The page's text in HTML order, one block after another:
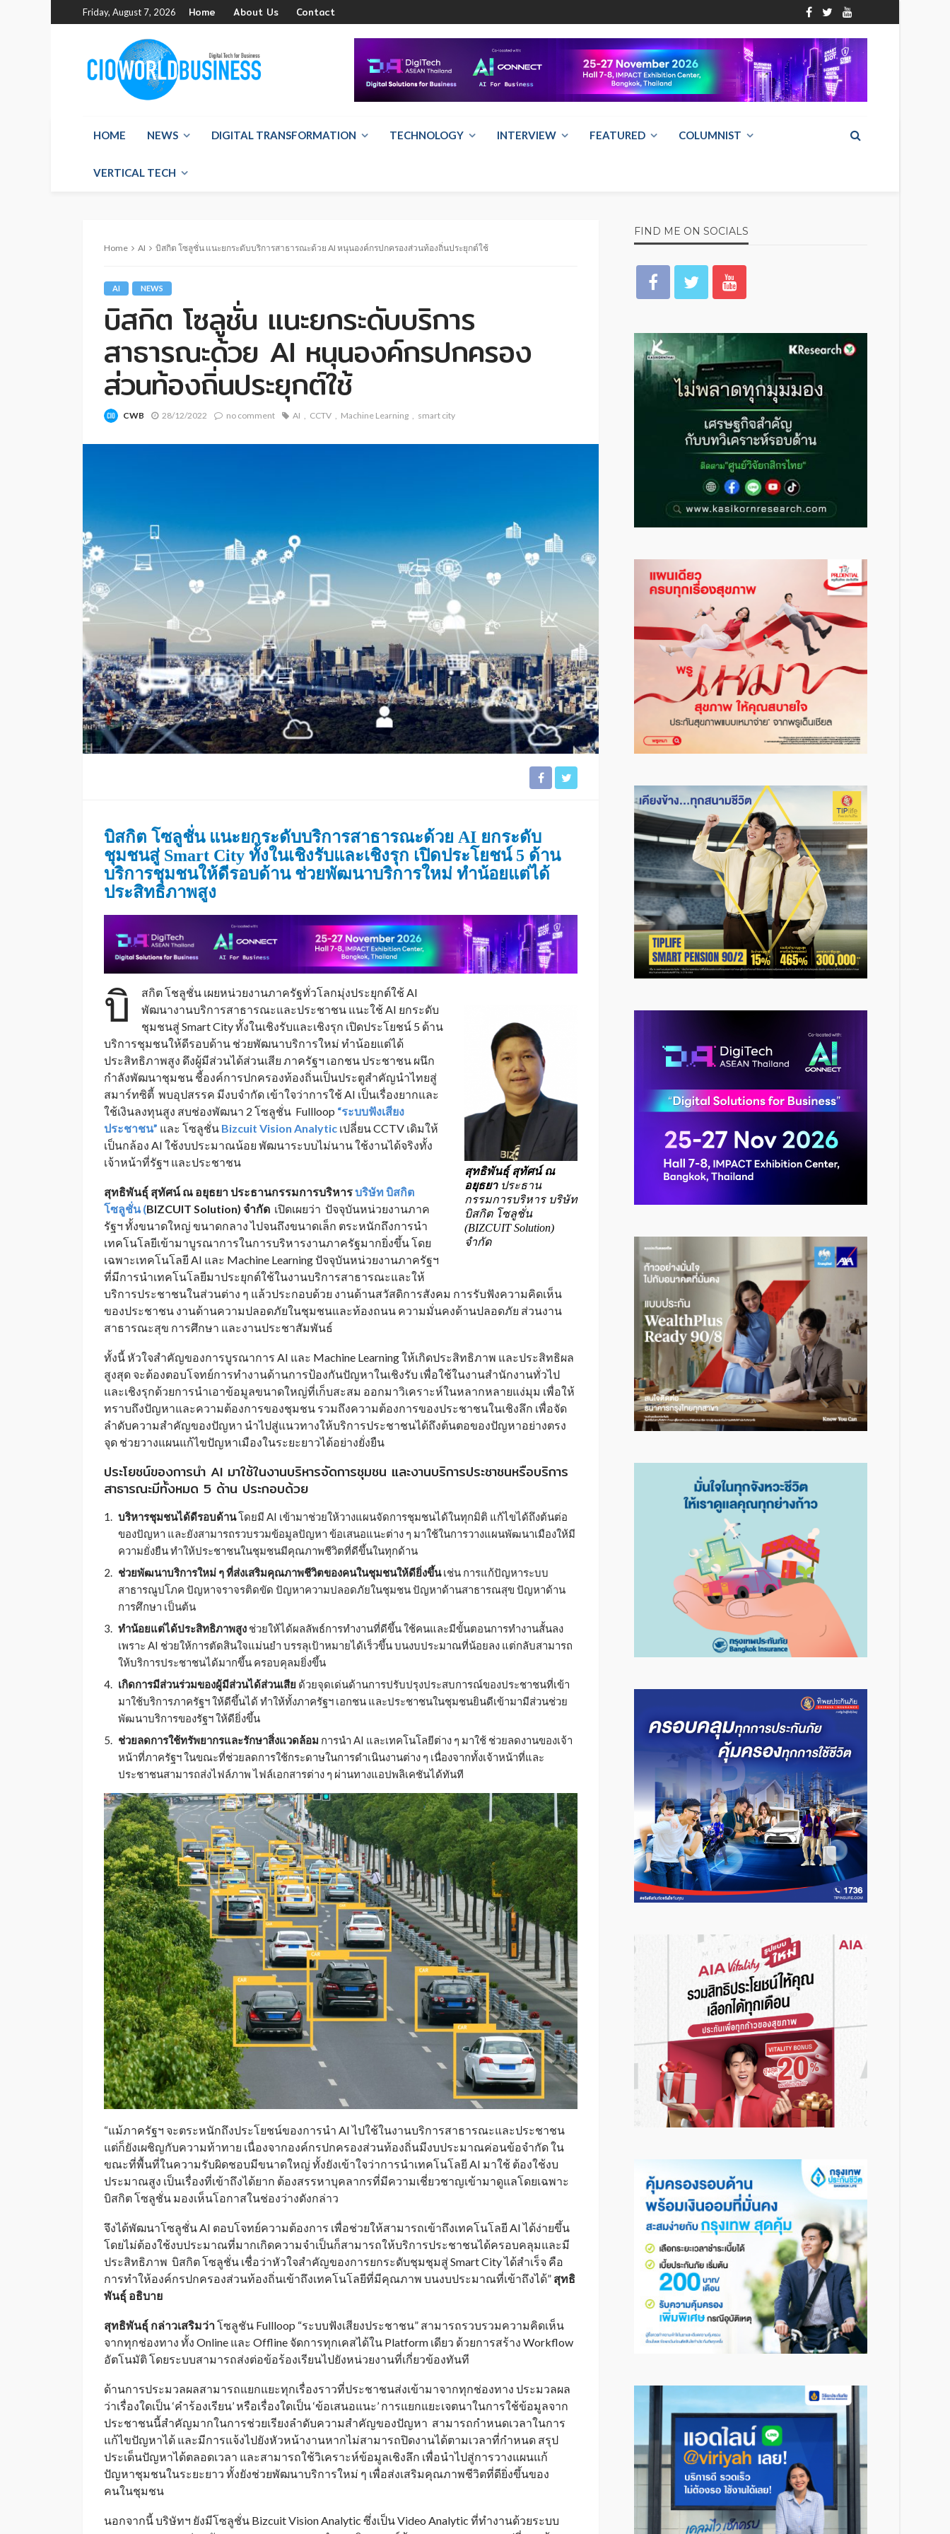
Friday, August 7, 2026 Home About Us Contact
HOME NEWS DIGITAL TRANSFORMATION TECHNOLOGY INTERVIEW FEATURED COLUMNIST
VERTICAL TECH
Home AI บิสกิต โซลูชั่น แนะยกระดับบริการสาธารณะด้วย AI หนุนองค์กรปกครองส่วนท้องถิ่นประยุกต์ใช้
AI NEWS
บิสกิต โซลูชั่น แนะยกระดับบริการ
สาธารณะด้วย AI หนุนองค์กรปกครอง
ส่วนท้องถิ่นประยุกต์ใช้
CWB 28/12/2022 no comment AI CCTV Machine Learning smart city
บิสกิต โซลูชั่น แนะยกระดับบริการสาธารณะด้วย AI ยกระดับ
ชุมชนสู่ Smart City ทั้งในเชิงรับและเชิงรุก เปิดประโยชน์ 5 ด้าน
บริการชุมชนให้ดีรอบด้าน ช่วยพัฒนาบริการใหม่ ทำน้อยแต่ได้
ประสิทธิภาพสูง
สุทธิพันธุ์ สุทัศน์ ณ
อยุธยาประธาน
กรรมการบริหาร บริษัท
บิสกิต โซลูชั่น
(BIZCUIT Solution)
จำกัด
บิ
สกิต โชลูชั่น เผยหน่วยงานภาครัฐทั่วโลกมุ่งประยุกต์ใช้ AI
พัฒนางานบริการสาธารณะและประชาชน แนะใช้ AI ยกระดับ
ชุมชนสู่ Smart City ทั้งในเชิงรับและเชิงรุก เปิดประโยชน์ 5 ด้าน
บริการชุมชนให้ดีรอบด้าน ช่วยพัฒนาบริการใหม่ ทำน้อยแต่ได้
ประสิทธิภาพสูง ดึงผู้มีส่วนได้ส่วนเสีย ภาครัฐฯ เอกชน ประชาชน ผนึก
กำลังพัฒนาชุมชน ชี้องค์การปกครองท้องถิ่นเป็นประตูสำคัญนำไทยสู่
สมาร์ทซิตี้ พบอุปสรรค มีงบจำกัด เข้าใจว่าการใช้ AI เป็นเรื่องยากและ
ใช้เงินลงทุนสูง สบช่องพัฒนา 2 โซลูชั่น Fullloop “ระบบฟังเสียง
ประชาชน” และ โซลูชั่น Bizcuit Vision Analytic เปลี่ยน CCTV เดิมให้
เป็นกล้อง AI ใช้งบประมาณน้อย พัฒนาระบบไม่นาน ใช้งานได้จริงทั้ง
เจ้าหน้าที่รัฐฯ และประชาชน
สุทธิพันธุ์ สุทัศน์ ณ อยุธยา ประธานกรรมการบริหารบริษัท บิสกิต
โซลูชั่น (BIZCUIT Solution) จำกัด เปิดเผยว่า ปัจจุบันหน่วยงานภาค
รัฐฯ ทั้งขนาดใหญ่ ขนาดกลาง ไปจนถึงขนาดเล็ก ตระหนักถึงการนำ
เทคโนโลยีเข้ามาบูรณาการในการบริหารงานภาครัฐมากยิ่งขึ้น โดย
เฉพาะเทคโนโลยี AI และ Machine Learning ปัจจุบันหน่วยงานภาครัฐฯ
ที่มีการนำเทคโนโลยีมาประยุกต์ใช้ในงานบริการสาธารณะและให้
บริการประชาชนในส่วนต่าง ๆ แล้วประกอบด้วย งานด้านสวัสดิการสังคม การรับฟังความคิดเห็น
ของประชาชน งานด้านความปลอดภัยในชุมชนและท้องถนน ความมั่นคงด้านปลอดภัย ส่วนงาน
สาธารณะสุข การศึกษา และงานประชาสัมพันธ์
ทั้งนี้ หัวใจสำคัญของการบูรณาการ AI และ Machine Learning ให้เกิดประสิทธิภาพ และประสิทธิผล
สูงสุด จะต้องตอบโจทย์การทำงานด้านการป้องกันปัญหาในเชิงรับ เพื่อใช้ในงานสำนักงานทั่วไป
และเชิงรุกด้วยการนำเอาข้อมูลขนาดใหญ่ที่เก็บสะสม ออกมาวิเคราะห์ในหลากหลายแง่มุม เพื่อให้
ทราบถึงปัญหาและความต้องการของชุมชน รวมถึงความต้องการของประชาชนในเชิงลึก เพื่อจัด
ลำดับความสำคัญของปัญหา นำไปสู่แนวทางให้บริการประชาชนได้ถึงต้นตอของปัญหาอย่างตรง
จุด ช่วยวางแผนแก้ไขปัญหาเมืองในระยะยาวได้อย่างยั่งยืน
ประโยชน์ของการนำ AI มาใช้ในงานบริหารจัดการชุมชน และงานบริการประชาชนหรือบริการ
สาธารณะมีทั้งหมด 5 ด้าน ประกอบด้วย
บริหารชุมชนได้ดีรอบด้านโดยมี AI เข้ามาช่วยให้วางแผนจัดการชุมชนได้ในทุกมิติ แก้ไขได้ถึงต้นต่อ
ของปัญหา และยังสามารถรวบรวมข้อมูลปัญหา ข้อเสนอแนะต่าง ๆ มาใช้ในการวางแผนพัฒนาเมืองให้มี
ความยั่งยืน ทำให้ประชาชนในชุมชนมีคุณภาพชีวิตที่ดีขึ้นในทุกด้าน
ช่วยพัฒนาบริการใหม่ ๆ ที่ส่งเสริมคุณภาพชีวิตของคนในชุมชนให้ดียิ่งขึ้นเช่น การแก้ปัญหาระบบ
สาธารณูปโภค ปัญหาจราจรติดขัด ปัญหาความปลอดภัยในชุมชน ปัญหาด้านสาธารณสุข ปัญหาด้าน
การศึกษา เป็นต้น
ทำน้อยแต่ได้ประสิทธิภาพสูง ช่วยให้ได้ผลลัพธ์การทำงานที่ดีขึ้น ใช้คนและมีขั้นตอนการทำงานสั้นลง
เพราะ AI ช่วยให้การตัดสินใจแม่นยำ บรรลุเป้าหมายได้เร็วขึ้น บนงบประมาณที่น้อยลง แต่กลับสามารถ
ให้บริการประชาชนได้มากขึ้น ครอบคุลมยิ่งขึ้น
เกิดการมีส่วนร่วมของผู้มีส่วนได้ส่วนเสีย ด้วยจุดเด่นด้านการปรับปรุงประสบการณ์ของประชาชนที่เข้า
มาใช้บริการภาครัฐฯ ให้ดีขึ้นได้ ทำให้ทั้งภาครัฐฯ เอกชน และประชาชนในชุมชนยินดีเข้ามามีส่วนช่วย
พัฒนาบริการของรัฐฯ ให้ดียิ่งขึ้น
ช่วยลดการใช้ทรัพยากรและรักษาสิ่งแวดล้อม การนำ AI และเทคโนโลยีต่าง ๆ มาใช้ ช่วยลดงานของเจ้า
หน้าที่ภาครัฐฯ ในขณะที่ช่วยลดการใช้กระดาษในการดำเนินงานต่าง ๆ เนื่องจากทั้งเจ้าหน้าที่และ
ประชาชนสามารถส่งไฟล์ภาพ ไฟล์เอกสารต่าง ๆ ผ่านทางแอปพลิเคชันได้ทันที
“แม้ภาครัฐฯ จะตระหนักถึงประโยชน์ของการนำ AI ไปใช้ในงานบริการสาธารณะและประชาชน
แต่ก็ยังเผชิญกับความท้าทาย เนื่องจากองค์กรปกครองส่วนท้องถิ่นมีงบประมาณค่อนข้อจำกัด ใน
ขณะที่พื้นที่ในความรับผิดชอบมีขนาดใหญ่ ทั้งยังเข้าใจว่าการนำเทคโนโลยี AI มาใช้ ต้องใช้งบ
ประมาณสูง เป็นเรื่องที่เข้าถึงได้ยาก ต้องสรรหาบุคลากรที่มีความเชี่ยวชาญเข้ามาดูแลโดยเฉพาะ
บิสกิต โซลูชั่น มองเห็นโอกาสในช่องว่างดังกล่าว
จึงได้พัฒนาโซลูชั่น AI ตอบโจทย์ความต้องการ เพื่อช่วยให้สามารถเข้าถึงเทคโนโลยี AI ได้ง่ายขึ้น
โดยไม่ต้องใช้งบประมาณที่มากเกิดความจำเป็นก็สามารถให้บริการประชาชนได้ครอบคลุมและมี
ประสิทธิภาพ บิสกิต โซลูชั่น เชื่อว่าหัวใจสำคัญของการยกระดับชุมชุมสู่ Smart City ได้สำเร็จ คือ
การทำให้องค์กรปกครองส่วนท้องถิ่นเข้าถึงเทคโนโลยีที่มีคุณภาพ บนงบประมาณที่เข้าถึงได้” สุทธิ
พันธุ์ อธิบาย
สุทธิพันธุ์ กล่าวเสริมว่าโซลูชัน Fullloop “ระบบฟังเสียงประชาชน” สามารถรวบรวมความคิดเห็น
จากทุกช่องทาง ทั้ง Online และ Offline จัดการทุกเคสได้ใน Platform เดียว ด้วยการสร้าง Workflow
อัตโนมัติ โดยระบบสามารถส่งต่อข้อร้องเรียนไปยังหน่วยงานที่เกี่ยวข้องทันที
ด้านการประมวลผลสามารถแยกแยะทุกเรื่องราวที่ประชาชนส่งเข้ามาจากทุกช่องทาง ประมวลผล
ว่าเรื่องใดเป็น ‘คำร้องเรียน’ หรือเรื่องใดเป็น ‘ข้อเสนอแนะ’ การแยกแยะเจตนาในการใช้ข้อมูลจาก
ประชาชนนี้สำคัญมากในการช่วยเรียงลำดับความสำคัญของปัญหา สามารถกำหนดเวลาในการ
แก้ไขปัญหาได้ และมีการแจ้งไปยังหัวหน้างานหากไม่สามารถปิดงานได้ตามเวลาที่กำหนด สรุป
ประเด็นปัญหาได้ตลอดเวลา และสามารถใช้วิเคราะห์ข้อมูลเชิงลึก เพื่อนำไปสู่การวางแผนแก้
ปัญหาชุมชนในระยะยาว ทั้งยังช่วยพัฒนาบริการใหม่ ๆ เพื่อส่งเสริมคุณภาพชีวิตที่ดียิ่งขึ้นของ
คนในชุมชน
นอกจากนี้ บริษัทฯ ยังมีโซลูชั่น Bizcuit Vision Analytic ซึ่งเป็น Video Analytic ที่ทำงานด้วยระบบ
FIND ME ON SOCIALS